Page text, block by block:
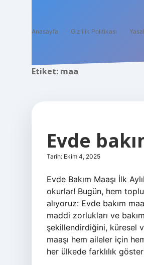
Anasayfa Gizlilik Politikası
Etiket: maa
Evde
Tarih: Ekim 4, 2025
Evde Bakım Maaşı İlk
okurlar! Bugün, hem
alıyoruz: Evde bakım
maddi zorlukları ve
şekillendirdiğini, küresel
maaşı hem aileler için
her ülkede farklılık